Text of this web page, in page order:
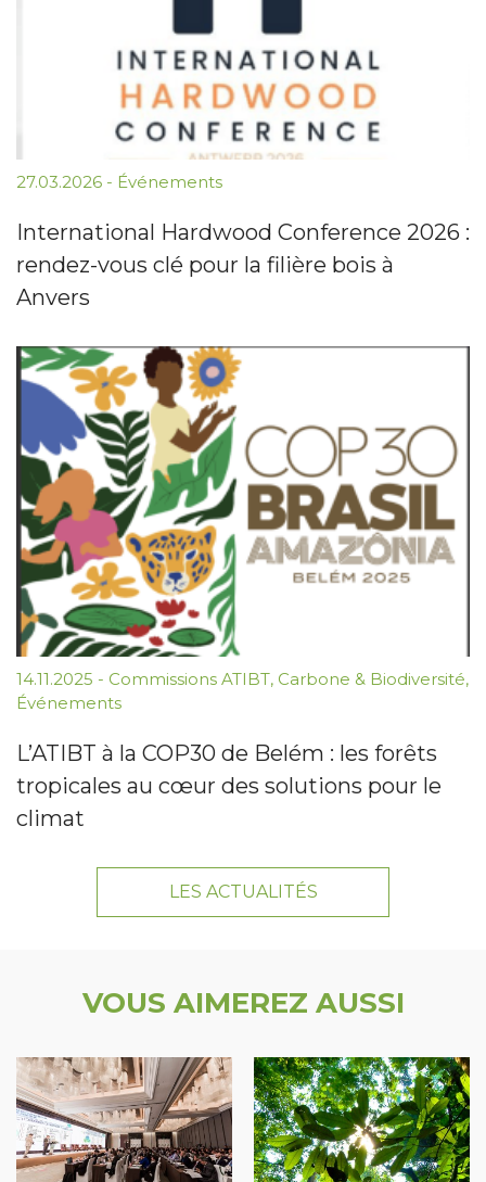
27.03.2026 - Événements
International Hardwood Conference 2026 :
rendez-vous clé pour la filière bois à
Anvers
14.11.2025 - Commissions ATIBT, Carbone & Biodiversité,
Événements
L’ATIBT à la COP30 de Belém : les forêts
tropicales au cœur des solutions pour le
climat
LES ACTUALITÉS
VOUS AIMEREZ AUSSI